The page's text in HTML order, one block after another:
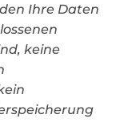
Ihre Daten
keine